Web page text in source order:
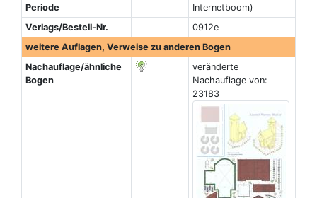
Periode
Internetboom)
Verlags/Bestell-Nr.
0912e
weitere Auflagen, Verweise zu anderen Bogen
Nachauflage/ähnliche
Bogen
veränderte
Nachauflage von:
23183